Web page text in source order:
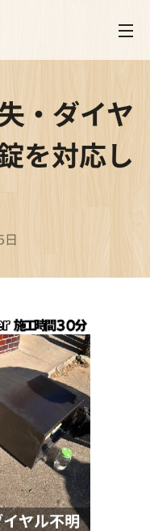
・ダイヤ
を対応し